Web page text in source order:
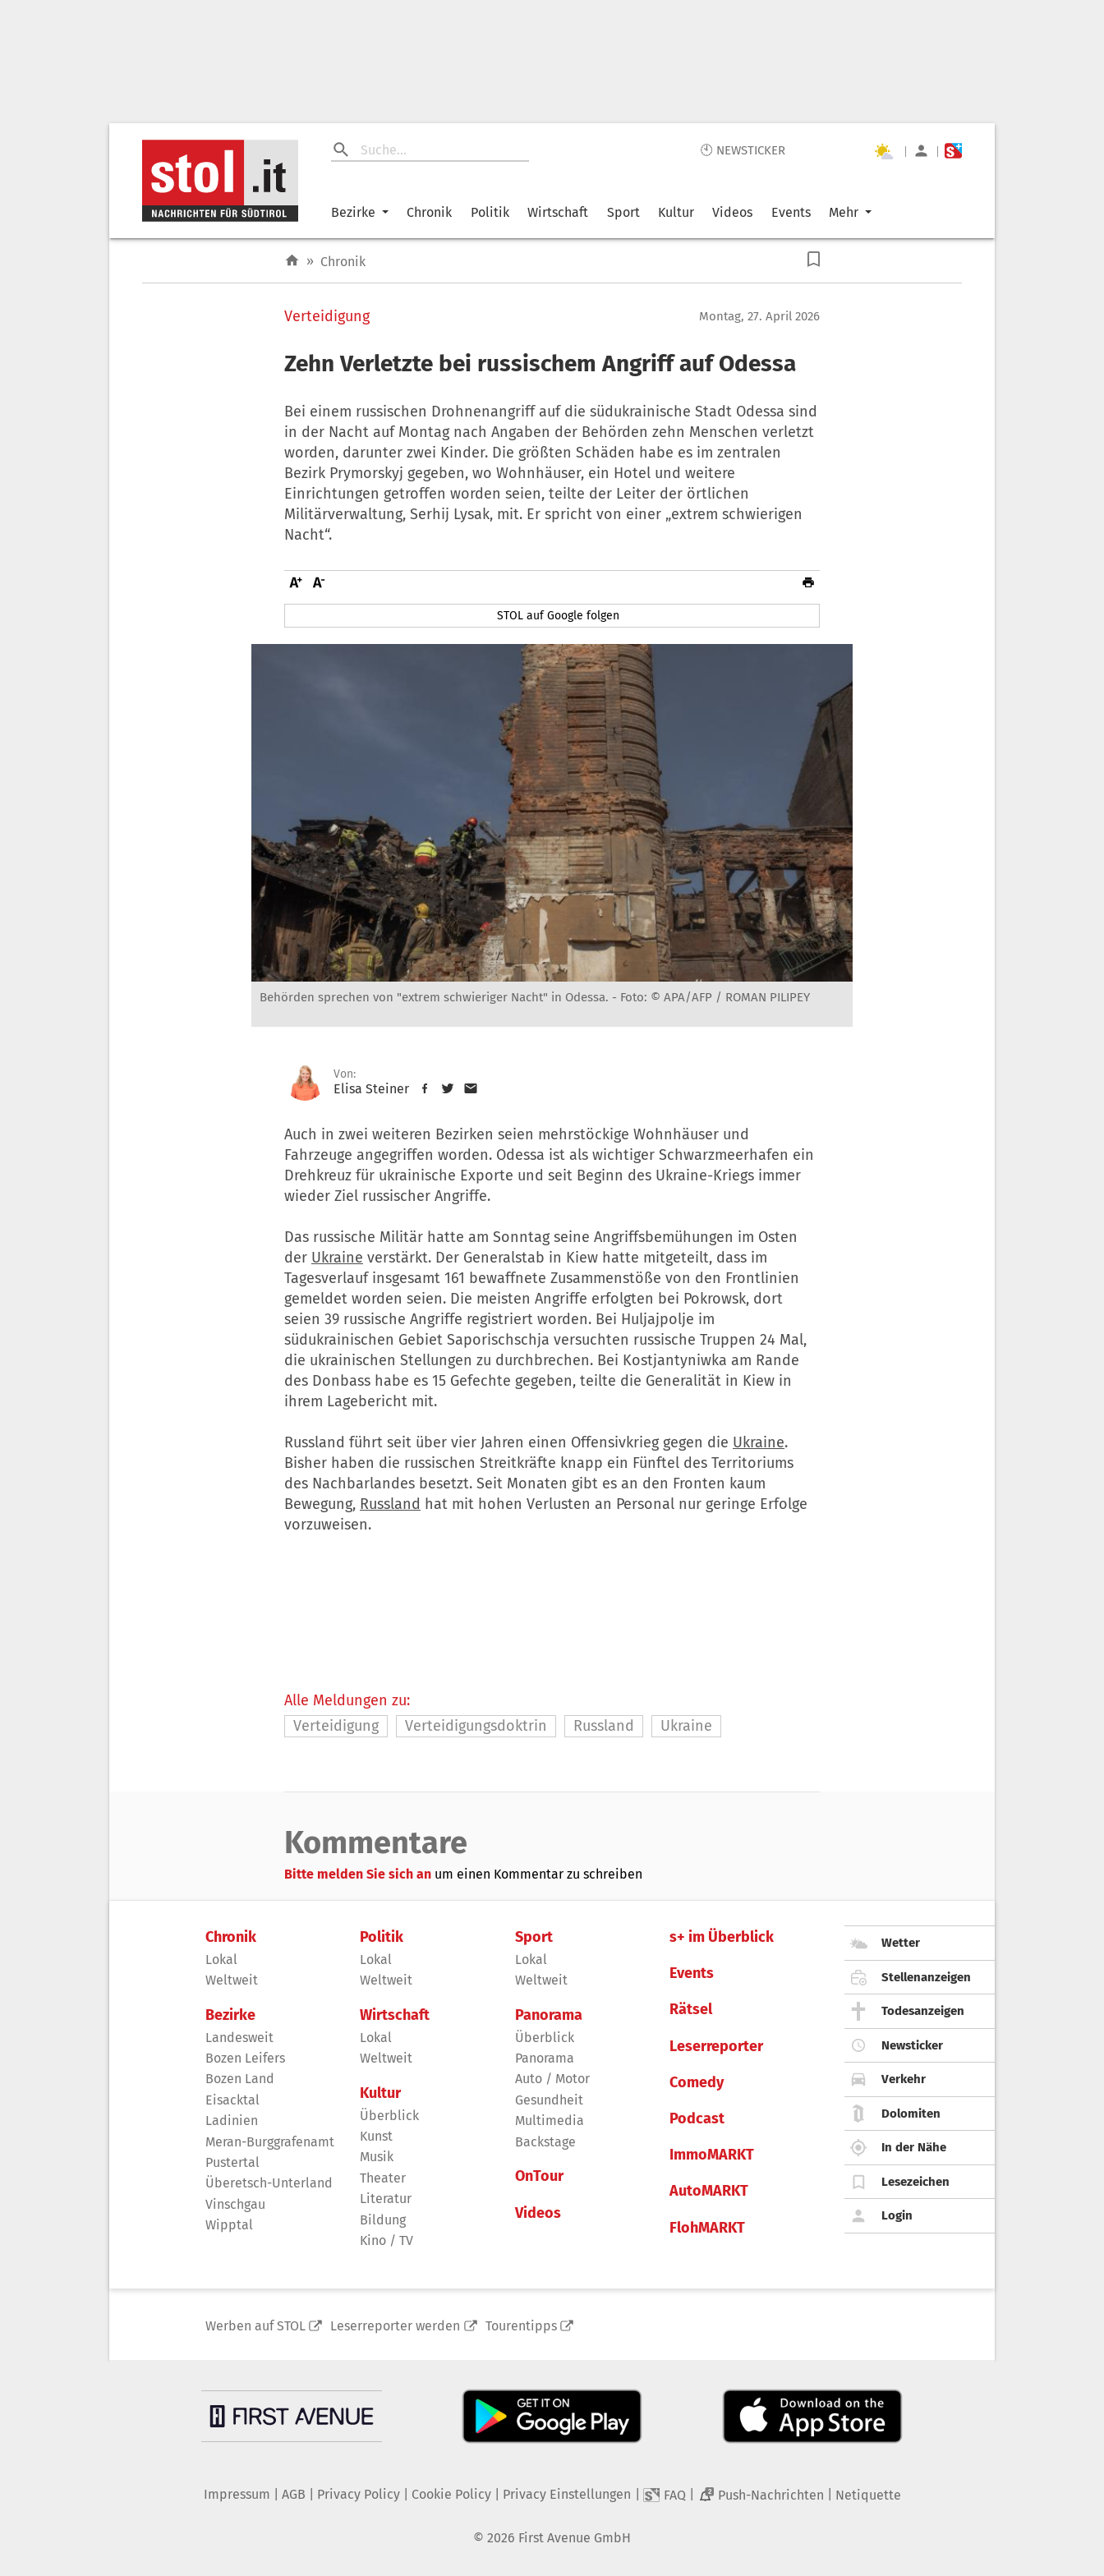
🕙 NEWSTICKER | |
Bezirke Chronik Politik Wirtschaft Sport Kultur Videos Events Mehr
» Chronik
Verteidigung Montag, 27. April 2026
Zehn Verletzte bei russischem Angriff auf Odessa
Bei einem russischen Drohnenangriff auf die südukrainische Stadt Odessa sind
in der Nacht auf Montag nach Angaben der Behörden zehn Menschen verletzt
worden, darunter zwei Kinder. Die größten Schäden habe es im zentralen
Bezirk Prymorskyj gegeben, wo Wohnhäuser, ein Hotel und weitere
Einrichtungen getroffen worden seien, teilte der Leiter der örtlichen
Militärverwaltung, Serhij Lysak, mit. Er spricht von einer „extrem schwierigen
Nacht“.
STOL auf Google folgen
Behörden sprechen von "extrem schwieriger Nacht" in Odessa. - Foto: © APA/AFP / ROMAN PILIPEY
Von:
Elisa Steiner
Auch in zwei weiteren Bezirken seien mehrstöckige Wohnhäuser und
Fahrzeuge angegriffen worden. Odessa ist als wichtiger Schwarzmeerhafen ein
Drehkreuz für ukrainische Exporte und seit Beginn des Ukraine-Kriegs immer
wieder Ziel russischer Angriffe.
Das russische Militär hatte am Sonntag seine Angriffsbemühungen im Osten
der Ukraine verstärkt. Der Generalstab in Kiew hatte mitgeteilt, dass im
Tagesverlauf insgesamt 161 bewaffnete Zusammenstöße von den Frontlinien
gemeldet worden seien. Die meisten Angriffe erfolgten bei Pokrowsk, dort
seien 39 russische Angriffe registriert worden. Bei Huljajpolje im
südukrainischen Gebiet Saporischschja versuchten russische Truppen 24 Mal,
die ukrainischen Stellungen zu durchbrechen. Bei Kostjantyniwka am Rande
des Donbass habe es 15 Gefechte gegeben, teilte die Generalität in Kiew in
ihrem Lagebericht mit.
Russland führt seit über vier Jahren einen Offensivkrieg gegen die Ukraine.
Bisher haben die russischen Streitkräfte knapp ein Fünftel des Territoriums
des Nachbarlandes besetzt. Seit Monaten gibt es an den Fronten kaum
Bewegung, Russland hat mit hohen Verlusten an Personal nur geringe Erfolge
vorzuweisen.
Alle Meldungen zu:
Verteidigung
Verteidigungsdoktrin Russland Ukraine
Kommentare
Bitte melden Sie sich an um einen Kommentar zu schreiben
Chronik
Lokal
Weltweit
Bezirke
Landesweit
Bozen Leifers
Bozen Land
Eisacktal
Ladinien
Meran-Burggrafenamt
Pustertal
Überetsch-Unterland
Vinschgau
Wipptal
Politik
Lokal
Weltweit
Wirtschaft
Lokal
Weltweit
Kultur
Überblick
Kunst
Musik
Theater
Literatur
Bildung
Kino / TV
Sport
Lokal
Weltweit
Panorama
Überblick
Panorama
Auto / Motor
Gesundheit
Multimedia
Backstage
OnTour
Videos
s+ im Überblick
Events
Rätsel
Leserreporter
Comedy
Podcast
ImmoMARKT
AutoMARKT
FlohMARKT
Wetter
Stellenanzeigen
Todesanzeigen
Newsticker
Verkehr
Dolomiten
In der Nähe
Lesezeichen
Login
Werben auf STOL Leserreporter werden Tourentipps
Impressum AGB Privacy Policy| Cookie Policy| Privacy Einstellungen FAQ 2 Push-Nachrichten Netiquette
© 2026 First Avenue GmbH